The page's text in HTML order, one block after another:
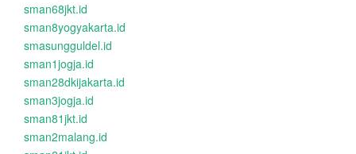
sman68jkt.id
sman8yogyakarta.id
smasungguldel.id
sman1jogja.id
sman28dkijakarta.id
sman3jogja.id
sman81jkt.id
sman2malang.id